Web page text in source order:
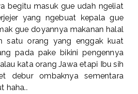
begitu masuk gue udah ngeliat
yang ngebuat kepala gue
gue doyannya makanan halal
satu orang yang enggak kuat
pada pake bikini pengennya
kata orang Jawa etapi Ibu sih
debur ombaknya sementara
haha..